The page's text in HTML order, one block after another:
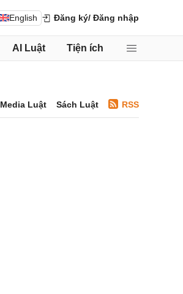
English Đăng ký/ Đăng nhập
AI Luật Tiện ích
Media Luật Sách Luật RSS